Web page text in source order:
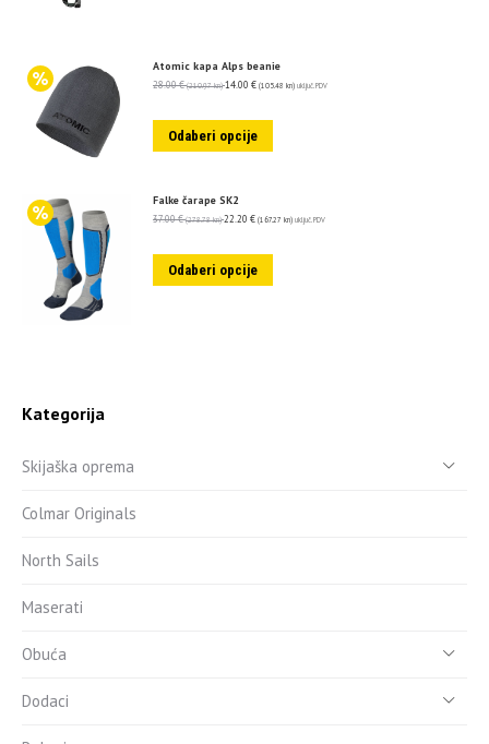
Atomic kapa Alps beanie
28.00€ (210.97 kn) 14.00 € (105.48 kn) uključ. PDV
Odaberi opcije
Falke čarape SK2
37.00€ (278.78 kn) 22.20 € (167.27 kn) uključ. PDV
Odaberi opcije
Kategorija
Skijaška oprema
Colmar Originals
North Sails
Maserati
Obuća
Dodaci